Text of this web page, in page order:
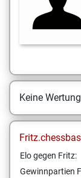
Keine
Elo gegen Fritz:
Gewinnpartien